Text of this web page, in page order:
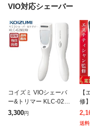
VIO対応シェーバー
コイズミ VIOシェーバ
ー&トリマー KLC-0280
ホワイト 乾電池式 正規
3,300円
【
修
ン
ー
送